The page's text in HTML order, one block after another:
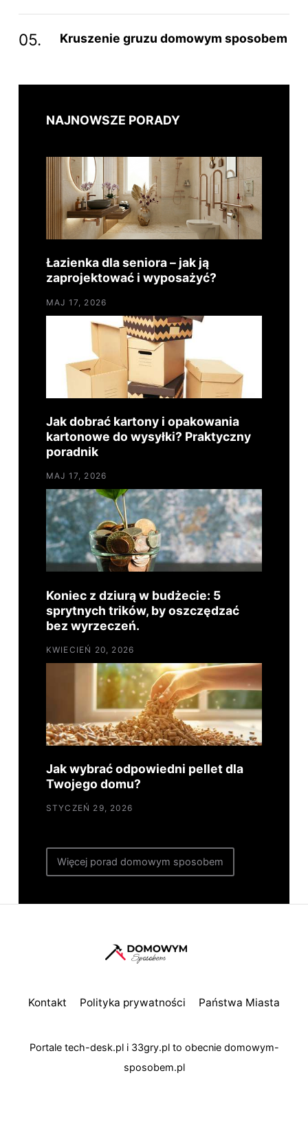
Kruszenie gruzu domowym sposobem
NAJNOWSZE PORADY
Łazienka dla seniora – jak ją
zaprojektować i wyposażyć?
MAJ 17, 2026
Jak dobrać kartony i opakowania
kartonowe do wysyłki? Praktyczny
poradnik
MAJ 17, 2026
Koniec z dziurą w budżecie: 5
sprytnych trików, by oszczędzać
bez wyrzeczeń.
KWIECIEŃ 20, 2026
Jak wybrać odpowiedni pellet dla
Twojego domu?
STYCZEŃ 29, 2026
Więcej porad domowym sposobem
Kontakt Polityka prywatności Państwa Miasta
Portale tech-desk.pli 33gry.plto obecnie domowym-
sposobem.pl